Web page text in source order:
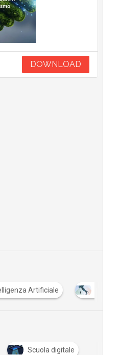
DOWNLOAD
Artificiale
Scuola digitale